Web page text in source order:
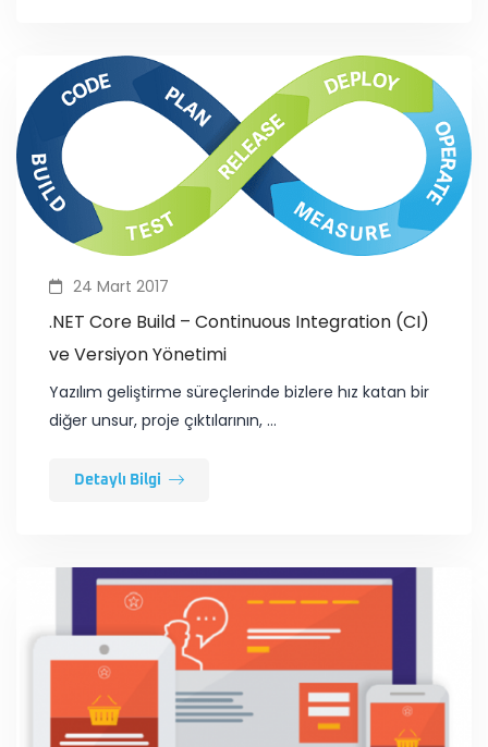
24 Mart 2017
.NET Core Build – Continuous Integration (CI)
ve Versiyon Yönetimi
​Yazılım geliştirme süreçlerinde bizlere hız katan bir
diğer unsur, proje çıktılarının, …
Detaylı Bilgi